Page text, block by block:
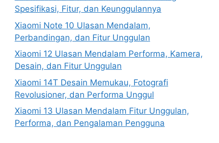
Spesifikasi, Fitur, dan Keunggulannya
Xiaomi Note 10 Ulasan Mendalam,
Perbandingan, dan Fitur Unggulan
Xiaomi 12 Ulasan Mendalam Performa, Kamera,
Desain, dan Fitur Unggulan
Xiaomi 14T Desain Memukau, Fotografi
Revolusioner, dan Performa Unggul
Xiaomi 13 Ulasan Mendalam Fitur Unggulan,
Performa, dan Pengalaman Pengguna